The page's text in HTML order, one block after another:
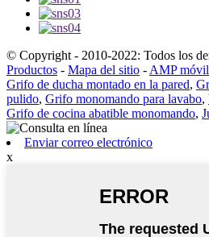
© Copyright - 2010-2022: Todos los
Productos - Mapa del sitio - AMP móvil
Grifo de ducha montado en la pared,
pulido, Grifo monomando para lavabo,
Grifo de cocina abatible monomando,
Enviar correo electrónico
x